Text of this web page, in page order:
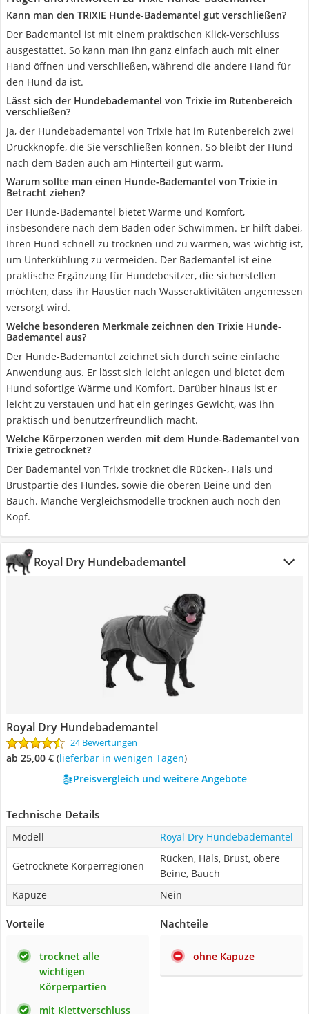
Kann man den TRIXIE Hunde-Bademantel gut verschließen?
Der Bademantel ist mit einem praktischen Klick-Verschluss
ausgestattet. So kann man ihn ganz einfach auch mit einer
Hand öffnen und verschließen, während die andere Hand für
den Hund da ist.
Lässt sich der Hundebademantel von Trixie im Rutenbereich
verschließen?
Ja, der Hundebademantel von Trixie hat im Rutenbereich zwei
Druckknöpfe, die Sie verschließen können. So bleibt der Hund
nach dem Baden auch am Hinterteil gut warm.
Warum sollte man einen Hunde-Bademantel von Trixie in
Betracht ziehen?
Der Hunde-Bademantel bietet Wärme und Komfort,
insbesondere nach dem Baden oder Schwimmen. Er hilft dabei,
Ihren Hund schnell zu trocknen und zu wärmen, was wichtig ist,
um Unterkühlung zu vermeiden. Der Bademantel ist eine
praktische Ergänzung für Hundebesitzer, die sicherstellen
möchten, dass ihr Haustier nach Wasseraktivitäten angemessen
versorgt wird.
Welche besonderen Merkmale zeichnen den Trixie Hunde-
Bademantel aus?
Der Hunde-Bademantel zeichnet sich durch seine einfache
Anwendung aus. Er lässt sich leicht anlegen und bietet dem
Hund sofortige Wärme und Komfort. Darüber hinaus ist er
leicht zu verstauen und hat ein geringes Gewicht, was ihn
praktisch und benutzerfreundlich macht.
Welche Körperzonen werden mit dem Hunde-Bademantel von
Trixie getrocknet?
Der Bademantel von Trixie trocknet die Rücken-, Hals und
Brustpartie des Hundes, sowie die oberen Beine und den
Bauch. Manche Vergleichsmodelle trocknen auch noch den
Kopf.
Royal Dry Hundebademantel
Royal Dry Hundebademantel
24 Bewertungen
ab 25,00 € ( Lieferbar in wenigen Tagen)
Preisvergleich und weitere Angebote
Technische Details
Modell Royal Dry Hundebademantel
Getrocknete Körperregionen
Rücken, Hals, Brust, obere
Beine, Bauch
Kapuze
Nein
Vorteile
trocknet alle
wichtigen
Körperpartien
mit Klettverschluss
Nachteile
ohne Kapuze